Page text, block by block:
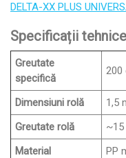
DELTA-XX PLUS
Specificații tehnice
Greutate
specifică
200
Dimensiuni rolă
1,5
Greutate rolă
~15
Material
PP